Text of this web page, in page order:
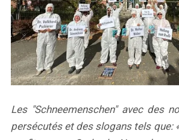
Les "Schneemenschen" avec des
persécutés et des slogans tels que: